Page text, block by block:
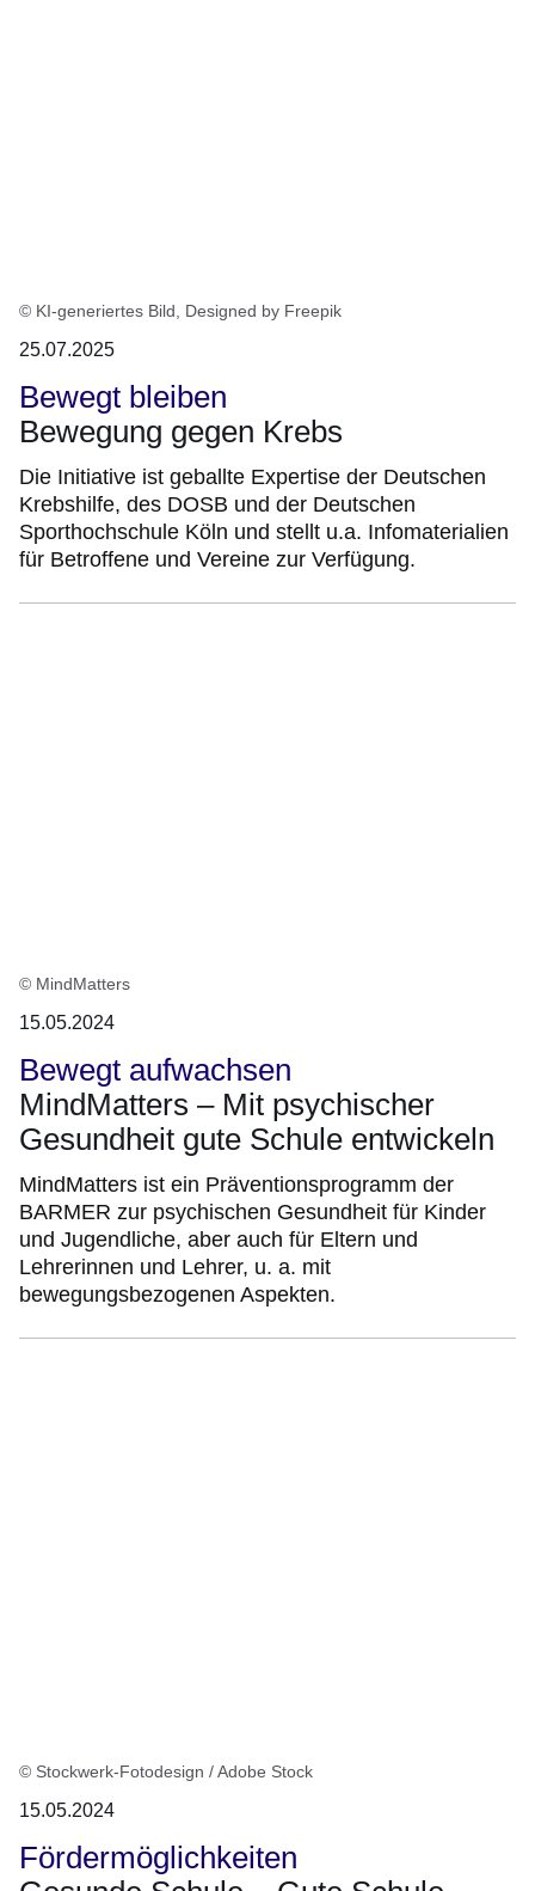
© KI-generiertes Bild, Designed by Freepik
25.07.2025
Bewegt bleiben
Bewegung gegen Krebs
Die Initiative ist geballte Expertise der Deutschen
Krebshilfe, des DOSB und der Deutschen
Sporthochschule Köln und stellt u.a. Infomaterialien
für Betroffene und Vereine zur Verfügung.
© MindMatters
15.05.2024
Bewegt aufwachsen
MindMatters – Mit psychischer
Gesundheit gute Schule entwickeln
MindMatters ist ein Präventionsprogramm der
BARMER zur psychischen Gesundheit für Kinder
und Jugendliche, aber auch für Eltern und
Lehrerinnen und Lehrer, u. a. mit
bewegungsbezogenen Aspekten.
© Stockwerk-Fotodesign / Adobe Stock
15.05.2024
Fördermöglichkeiten